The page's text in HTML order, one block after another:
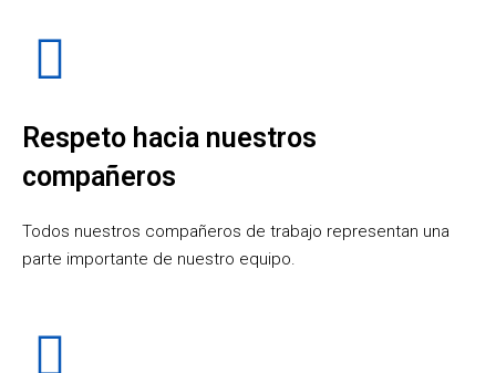
Respeto hacia nuestros
compañeros
Todos nuestros compañeros de trabajo representan una
parte importante de nuestro equipo.